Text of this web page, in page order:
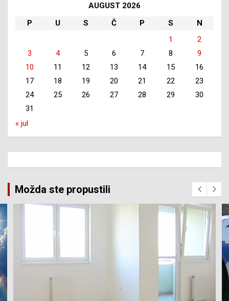
AUGUST 2026
P
U S Č P S
N
1
2
3
4 5 6 7 8
9
10
11 12 13 14 15
16
17
18 19 20 21 22
23
24
25 26 27 28 29
30
31
« jul
Možda ste propustili